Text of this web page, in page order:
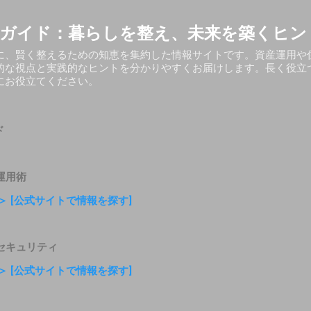
イド：暮らしを整え、未来を築くヒン
賢く整えるための知恵を集約した情報サイトです。資産運用や
視点と実践的なヒントを分かりやすくお届けします。長く役立
役立てください。
用術
[公式サイトで情報を探す]
キュリティ
[公式サイトで情報を探す]